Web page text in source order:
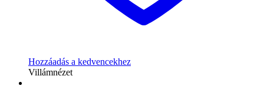
Hozzáadás a kedvencekhez
Villámnézet